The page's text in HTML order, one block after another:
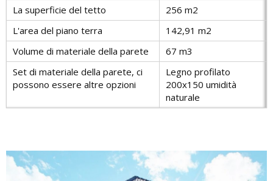
La superficie del tetto
256 m2
L'area del piano terra
142,91 m2
Volume di materiale della parete
67 m3
Set di materiale della parete, ci
possono essere altre opzioni
Legno profilato
200х150 umidità
naturale